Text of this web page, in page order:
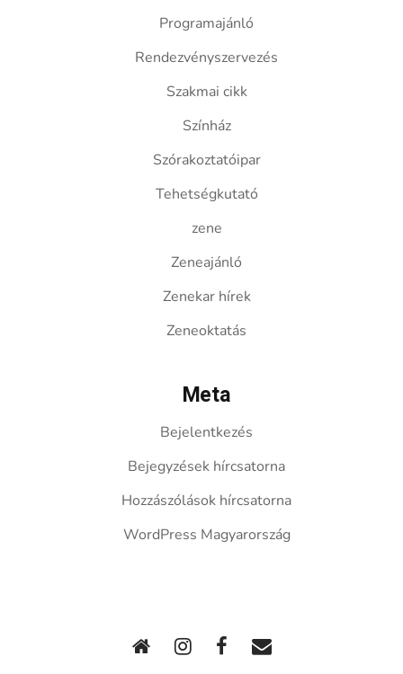
Programajánló
Rendezvényszervezés
Szakmai cikk
Színház
Szórakoztatóipar
Tehetségkutató
zene
Zeneajánló
Zenekar hírek
Zeneoktatás
Meta
Bejelentkezés
Bejegyzések hírcsatorna
Hozzászólások hírcsatorna
WordPress Magyarország